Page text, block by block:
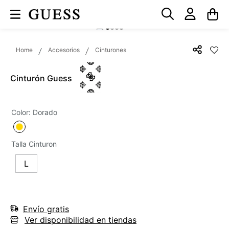
Accesorios Cinturones
Cinturón Guess
Color: Dorado
Talla Cinturon
L
Envío gratis
Ver disponibilidad en tiendas